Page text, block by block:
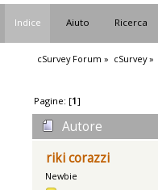
Indice Aiuto Ricerca
cSurvey Forum » cSurvey»
Pagine: [1]
Autore
riki corazzi
Newbie